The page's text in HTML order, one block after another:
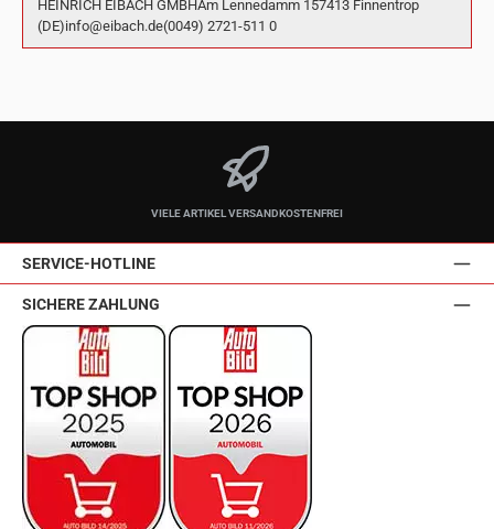
HEINRICH EIBACH GMBHAm Lennedamm 157413 Finnentrop
(DE)info@eibach.de(0049) 2721-511 0
VIELE ARTIKEL VERSANDKOSTENFREI
SERVICE-HOTLINE
SICHERE ZAHLUNG